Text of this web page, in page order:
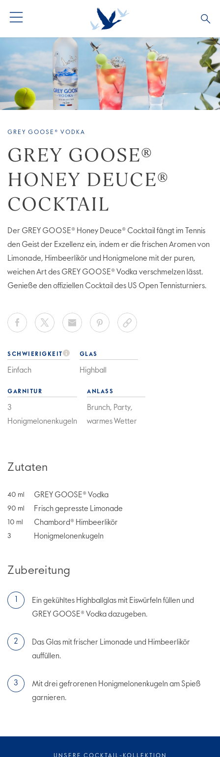
ALLE COCKTAILS
COCKTAIL COLLECTIONS
GREY GOOSE® VODKA
GREY GOOSE®
HONEY DEUCE®
COCKTAIL
Der GREY GOOSE® Honey Deuce® Cocktail fängt im Tennis
den Geist der Exzellenz ein, indem er die frischen Aromen von
Limonade, Himbeerlikör und Honigmelone mit der puren,
weichen Art des GREY GOOSE® Vodka verschmelzen lässt.
Genieße den offiziellen Cocktail des US Open Tennisturniers.
SCHWIERIGKEIT
Einfach
GLAS
Highball
GARNITUR
3
Honigmelonenkugeln
ANLASS
Brunch, Party,
warmes Wetter
Zutaten
40 ml GREY GOOSE® Vodka
90 ml Frisch gepresste Limonade
10 ml Chambord® Himbeerlikör
3 Honigmelonenkugeln
Zubereitung
Ein gekühltes Highballglas mit Eiswürfeln füllen und
GREY GOOSE® Vodka dazugeben.
Das Glas mit frischer Limonade und Himbeerlikör
auffüllen.
Mit drei gefrorenen Honigmelonenkugeln am Spieß
garnieren.